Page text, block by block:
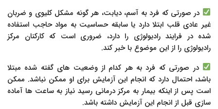
در صورتی که فرد به آسم، دیابت، هر گونه مشکل کلیوی و ضربان
غیر عادی قلب ابتلا دارد یا سابقه حساسیت به مواد حاجب استفاده
شده در فرایند رادیولوژی را دارد، ضروری است که کارکنان مرکز
رادیولوژی را از این موضوع با خبر کند.
در صورتی که فرد به هر کدام از وضعیت های گفته شده مبتلا
باشد، احتمال دارد که انجام این آزمایش برای او ممکن نباشد. ممکن
است پس از اینکه بیمار به مرکز درمانی رسید نیاز به ساعت ها آماده
سازی قبل از انجام این آزمایش داشته باشد.